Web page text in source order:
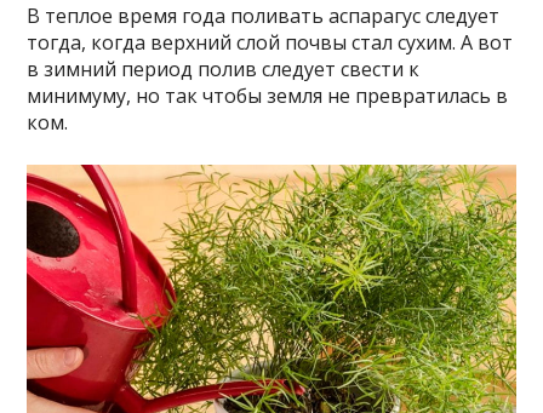
В теплое время года поливать аспарагус следует
тогда, когда верхний слой почвы стал сухим. А вот
в зимний период полив следует свести к
минимуму, но так чтобы земля не превратилась в
ком.